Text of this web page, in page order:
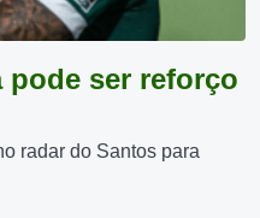
pode ser reforço
radar do Santos para